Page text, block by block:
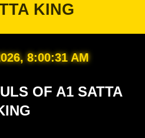
KING
8:00:32 AM
OF A1 SATTA